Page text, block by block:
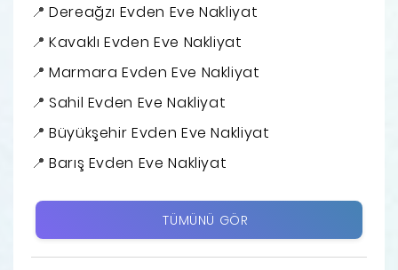
Dereağzı Evden Eve Nakliyat
Kavaklı Evden Eve Nakliyat
Marmara Evden Eve Nakliyat
Sahil Evden Eve Nakliyat
Büyükşehir Evden Eve Nakliyat
Barış Evden Eve Nakliyat
TÜMÜNÜ GÖR